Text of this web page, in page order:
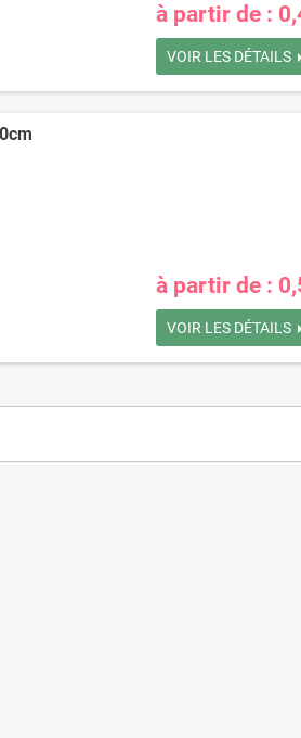
à partir de :
VOIR LES DÉTAILS
à partir de :
VOIR LES DÉTAILS